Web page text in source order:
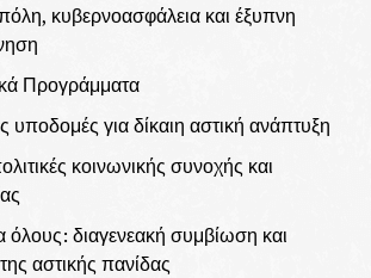
κυβερνοασφάλεια και έξυπνη
Προγράμματα
υποδομές για δίκαιη αστική ανάπτυξη
κοινωνικής συνοχής και
όλους: διαγενεακή συμβίωση και
αστικής πανίδας